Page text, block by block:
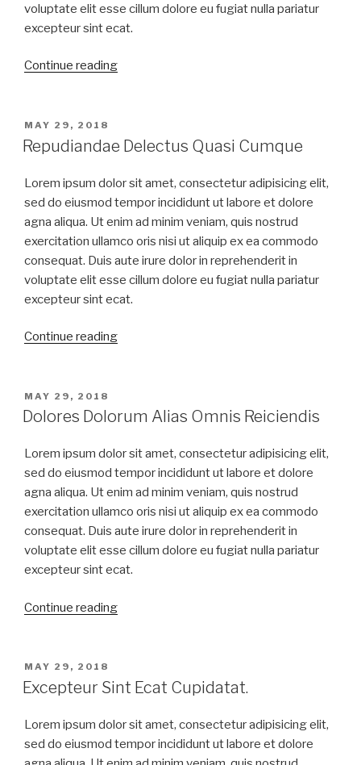
voluptate elit esse cillum dolore eu fugiat nulla pariatur
excepteur sint ecat.
Continue reading
MAY 29, 2018
Repudiandae Delectus Quasi Cumque
Lorem ipsum dolor sit amet, consectetur adipisicing elit,
sed do eiusmod tempor incididunt ut labore et dolore
agna aliqua. Ut enim ad minim veniam, quis nostrud
exercitation ullamco oris nisi ut aliquip ex ea commodo
consequat. Duis aute irure dolor in reprehenderit in
voluptate elit esse cillum dolore eu fugiat nulla pariatur
excepteur sint ecat.
Continue reading
MAY 29, 2018
Dolores Dolorum Alias Omnis Reiciendis
Lorem ipsum dolor sit amet, consectetur adipisicing elit,
sed do eiusmod tempor incididunt ut labore et dolore
agna aliqua. Ut enim ad minim veniam, quis nostrud
exercitation ullamco oris nisi ut aliquip ex ea commodo
consequat. Duis aute irure dolor in reprehenderit in
voluptate elit esse cillum dolore eu fugiat nulla pariatur
excepteur sint ecat.
Continue reading
MAY 29, 2018
Excepteur Sint Ecat Cupidatat.
Lorem ipsum dolor sit amet, consectetur adipisicing elit,
sed do eiusmod tempor incididunt ut labore et dolore